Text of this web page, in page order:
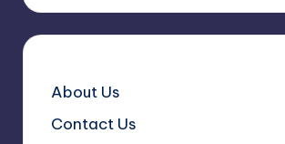
About Us
Contact Us